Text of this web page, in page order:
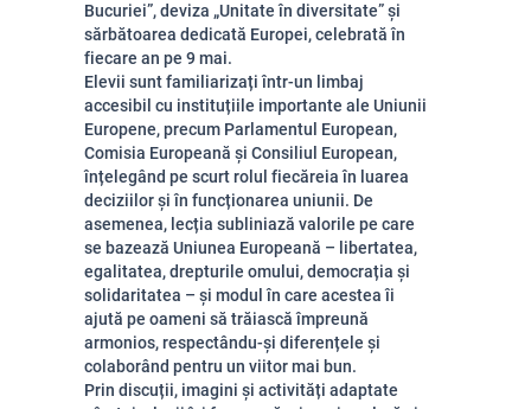
Bucuriei”, deviza „Unitate în diversitate” și
sărbătoarea dedicată Europei, celebrată în
fiecare an pe 9 mai.
Elevii sunt familiarizați într-un limbaj
accesibil cu instituțiile importante ale Uniunii
Europene, precum Parlamentul European,
Comisia Europeană și Consiliul European,
înțelegând pe scurt rolul fiecăreia în luarea
deciziilor și în funcționarea uniunii. De
asemenea, lecția subliniază valorile pe care
se bazează Uniunea Europeană – libertatea,
egalitatea, drepturile omului, democrația și
solidaritatea – și modul în care acestea îi
ajută pe oameni să trăiască împreună
armonios, respectându-și diferențele și
colaborând pentru un viitor mai bun.
Prin discuții, imagini și activități adaptate